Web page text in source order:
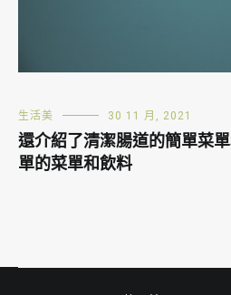
生活美 30 11 月, 2021
還介紹了清潔腸道的簡單菜
單的菜單和飲料